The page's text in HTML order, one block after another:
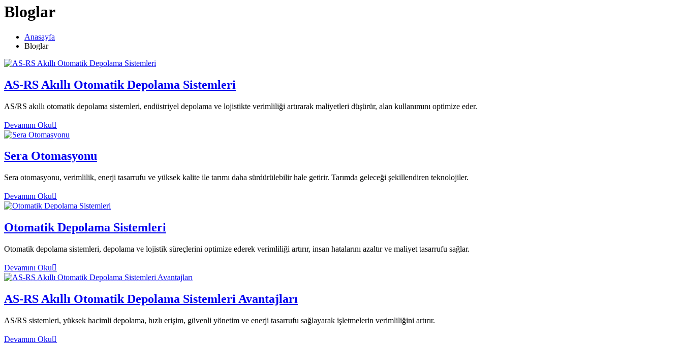
Bloglar
Anasayfa
Bloglar
AS-RS Akıllı Otomatik Depolama Sistemleri
AS/RS akıllı otomatik depolama sistemleri, endüstriyel depolama ve lojistikte verimliliği artırarak maliyetleri düşürür, alan kullanımını optimize eder.
Devamını Oku
Sera Otomasyonu
Sera otomasyonu, verimlilik, enerji tasarrufu ve yüksek kalite ile tarımı daha sürdürülebilir hale getirir. Tarımda geleceği şekillendiren teknolojiler.
Devamını Oku
Otomatik Depolama Sistemleri
Otomatik depolama sistemleri, depolama ve lojistik süreçlerini optimize ederek verimliliği artırır, insan hatalarını azaltır ve maliyet tasarrufu sağlar.
Devamını Oku
AS-RS Akıllı Otomatik Depolama Sistemleri Avantajları
AS/RS sistemleri, yüksek hacimli depolama, hızlı erişim, güvenli yönetim ve enerji tasarrufu sağlayarak işletmelerin verimliliğini artırır.
Devamını Oku